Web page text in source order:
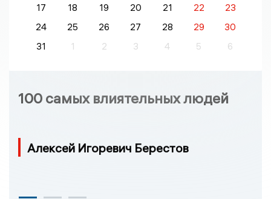
17
18 19 20 21 22
23
24
25 26 27 28 29
30
31
1 2 3 4 5 6
100 самых влиятельных людей
Алексей Игоревич Берестов